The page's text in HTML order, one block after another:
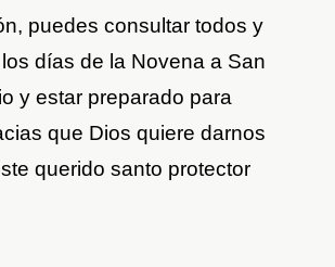
puedes consultar todos y
días de la Novena a San
y estar preparado para
que Dios quiere darnos
querido santo protector